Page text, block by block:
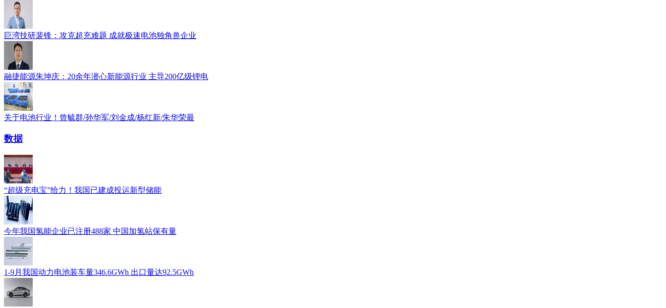
巨湾技研裴锋：攻克超充难题 成就极速电池独角兽企业
融捷能源朱坤庆：20余年潜心新能源行业 主导200亿级锂电
关于电池行业！曾毓群/孙华军/刘金成/杨红新/朱华荣最
数据
“超级充电宝”给力！我国已建成投运新型储能
今年我国氢能企业已注册488家 中国加氢站保有量
1-9月我国动力电池装车量346.6GWh 出口量达92.5GWh